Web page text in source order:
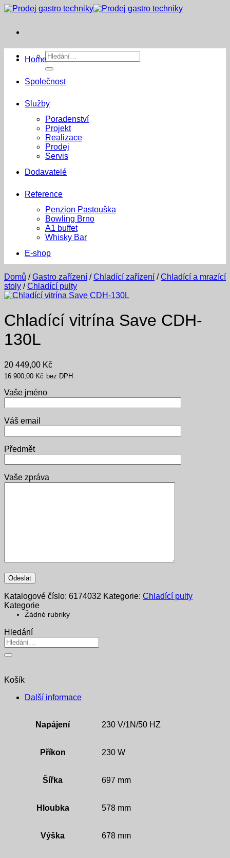
Přeskočit
Hledat:
Home
Společnost
Služby
Poradenství
Projekt
Realizace
Prodej
Servis
Dodavatelé
Reference
Penzion Pastouška
Bowling Brno
A1 buffet
Whisky Bar
E-shop
Domů / Gastro zařízení / Chladící zařízení / Chladící a mrazící
stoly / Chladící pulty
Chladící vitrína Save CDH-
130L
20 449,00 Kč
16 900,00 Kč bez DPH
Vaše jméno
Váš email
Předmět
Vaše zpráva
Katalogové číslo: 6174032 Kategorie: Chladící pulty
Kategorie
Žádné rubriky
Hledání
Hledat:
Košík
Další informace
Napájení 230 V/1N/50 HZ
Příkon 230 W
Šířka 697 mm
Hloubka 578 mm
Výška 678 mm